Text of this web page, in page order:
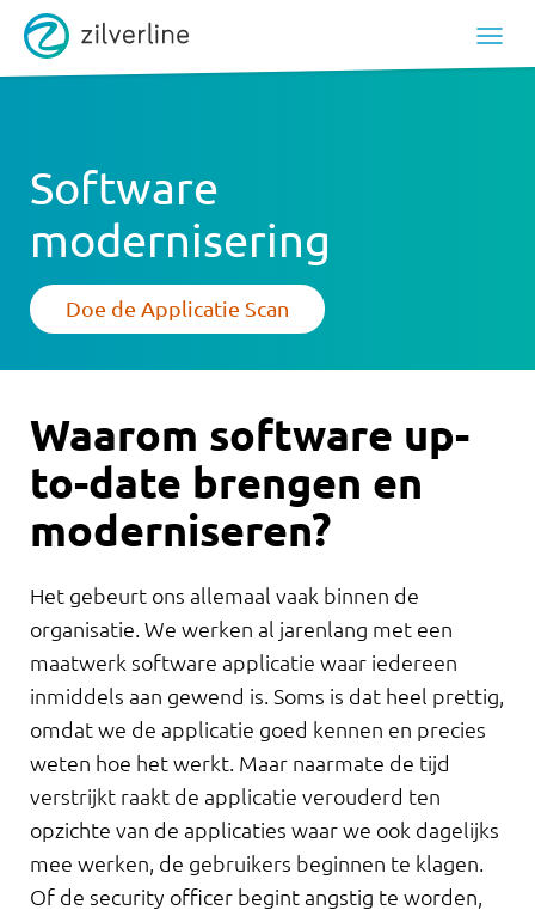
Software
modernisering
Doe de Applicatie Scan
Waarom software up-
to-date brengen en
moderniseren?
Het gebeurt ons allemaal vaak binnen de
organisatie. We werken al jarenlang met een
maatwerk software applicatie waar iedereen
inmiddels aan gewend is. Soms is dat heel prettig,
omdat we de applicatie goed kennen en precies
weten hoe het werkt. Maar naarmate de tijd
verstrijkt raakt de applicatie verouderd ten
opzichte van de applicaties waar we ook dagelijks
mee werken, de gebruikers beginnen te klagen.
Of de security officer begint angstig te worden,